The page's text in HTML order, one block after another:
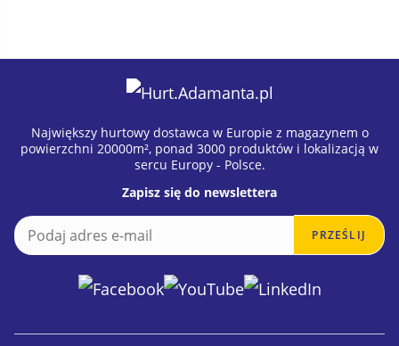
Największy hurtowy dostawca w Europie z magazynem o
powierzchni 20000m², ponad 3000 produktów i lokalizacją w
sercu Europy - Polsce.
Zapisz się do newslettera
a
i
l
E
m
a
PRZEŚLIJ